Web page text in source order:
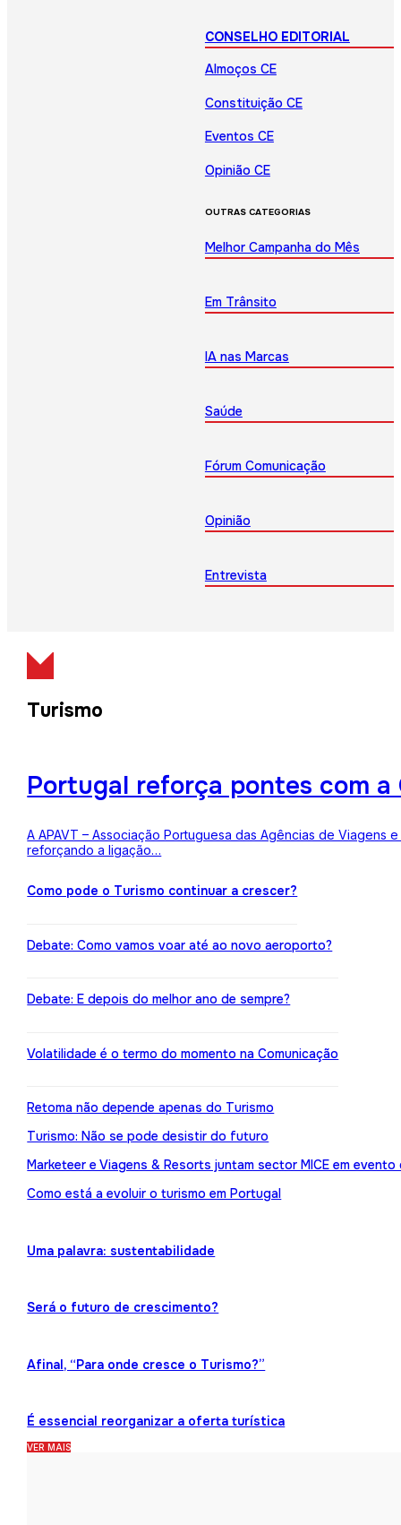
CONSELHO EDITORIAL
Almoços CE
Constituição CE
Eventos CE
Opinião CE
OUTRAS CATEGORIAS
Melhor Campanha do Mês
Em Trânsito
IA nas Marcas
Saúde
Fórum Comunicação
Opinião
Entrevista
Turismo
Portugal reforça pontes com
A APAVT – Associação Portuguesa das Agências de Viagens
reforçando a ligação…
Como pode o Turismo continuar a crescer?
Debate: Como vamos voar até ao novo aeroporto?
Debate: E depois do melhor ano de sempre?
Volatilidade é o termo do momento na Comunicação
Retoma não depende apenas do Turismo
Turismo: Não se pode desistir do futuro
Marketeer e Viagens & Resorts juntam sector MICE em
Como está a evoluir o turismo em Portugal
Uma palavra: sustentabilidade
Será o futuro de crescimento?
Afinal, “Para onde cresce o Turismo?”
É essencial reorganizar a oferta turística
VER MAIS